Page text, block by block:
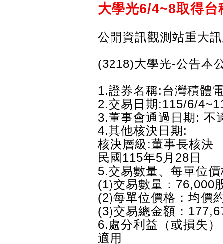
大學光6/4~8取得
公開資訊觀測站重大
(3218)大學光-公告本
1.證券名稱:台灣積體
2.交易日期:115/6/
3.董事會通過日期: 不
4.其他核決日期:
核決層級:董事長核決
民國115年5月28日
5.交易數量、每單位
(1)交易數量：76,000
(2)每單位價格：均價
(3)交易總金額：
6.處分利益（或損失
適用